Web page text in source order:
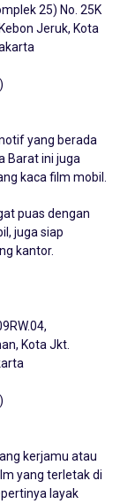
25) No. 25K
Jeruk, Kota
yang berada
Barat ini juga
kaca film mobil.
puas dengan
juga siap
kantor.
Kota Jkt.
kerjamu atau
yang terletak di
layak